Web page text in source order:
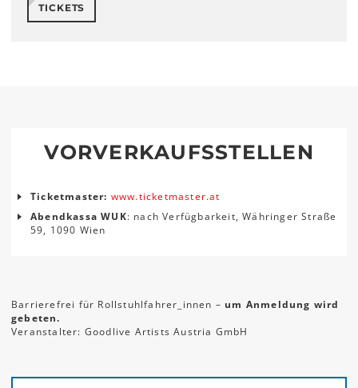
TICKETS
VORVERKAUFSSTELLEN
Ticketmaster: www.ticketmaster.at
Abendkassa WUK: nach Verfügbarkeit, Währinger Straße
59, 1090 Wien
Barrierefrei für Rollstuhlfahrer_innen – um Anmeldung wird
gebeten.
Veranstalter: Goodlive Artists Austria GmbH